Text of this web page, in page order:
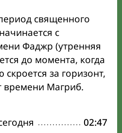
священного
с
Фаджр (утренняя
до момента, когда
за горизонт,
времени Магриб.
02:47